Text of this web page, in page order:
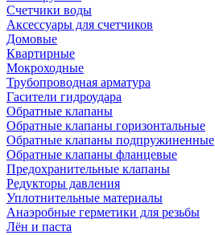
Счетчики воды
Аксессуары для счетчиков
Домовые
Квартирные
Мокроходные
Трубопроводная арматура
Гасители гидроудара
Обратные клапаны
Обратные клапаны горизонтальные
Обратные клапаны подпружиненные
Обратные клапаны фланцевые
Предохранительные клапаны
Редукторы давления
Уплотнительные материалы
Анаэробные герметики для резьбы
Лён и паста